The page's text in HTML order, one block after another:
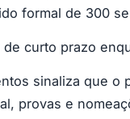
formal de 300
curto prazo
sinaliza que o
provas e